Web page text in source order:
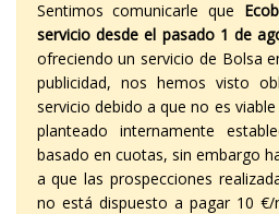
Sentimos comunicarle que
servicio desde el pasado 1 de
ofreciendo un servicio de Bolsa
publicidad, nos hemos visto
servicio debido a que no es
planteado internamente
basado en cuotas, sin embargo
a que las prospecciones
no está dispuesto a pagar 10